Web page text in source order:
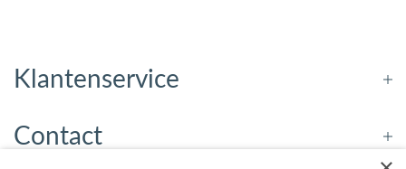
Klantenservice
Contact